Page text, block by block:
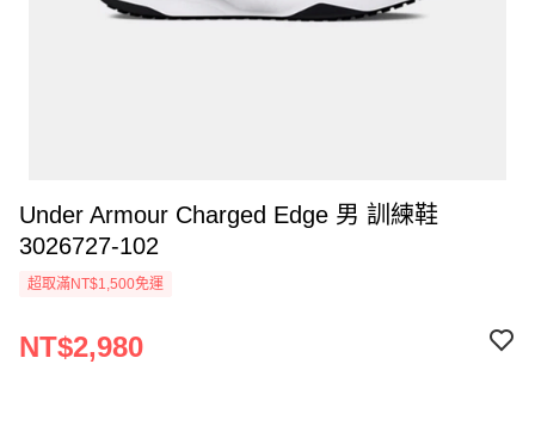
Under Armour Charged Edge 男 訓練鞋
3026727-102
超取滿NT$1,500免運
NT$2,980